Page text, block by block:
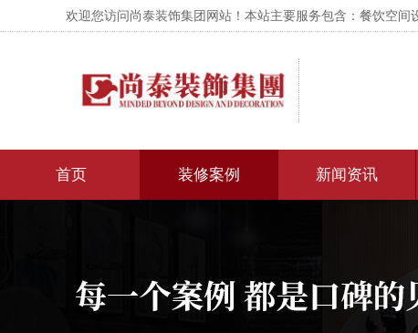
欢迎您访问尚泰装饰集团网站！本站主要服务包含：餐饮空间
首页 装修案例 新闻资讯